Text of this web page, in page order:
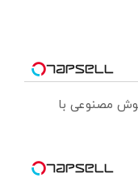
مصنوعی با